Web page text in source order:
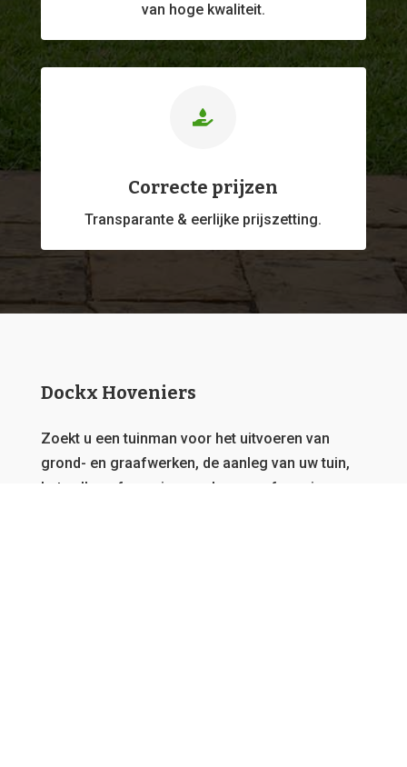
van hoge kwaliteit.

Correcte prijzen
Transparante & eerlijke prijszetting.
Dockx Hoveniers
Zoekt u een tuinman voor het uitvoeren van
grond- en graafwerken, de aanleg van uw tuin,
het vellen of snoeien van bomen of overig